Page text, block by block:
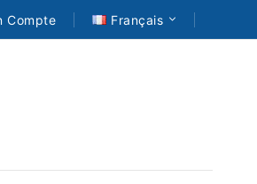
Compte Français